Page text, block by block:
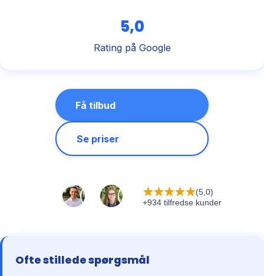
5,0
Rating på Google
Få tilbud
Se priser
★★★★★(5,0)
+934 tilfredse kunder
Ofte stillede spørgsmål